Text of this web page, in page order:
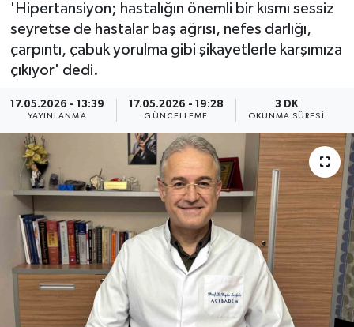
'Hipertansiyon; hastalığın önemli bir kısmı sessiz
seyretse de hastalar baş ağrısı, nefes darlığı,
çarpıntı, çabuk yorulma gibi şikayetlerle karşımıza
çıkıyor' dedi.
17.05.2026 - 13:39
YAYINLANMA
17.05.2026 - 19:28
GÜNCELLEME
3 DK
OKUNMA SÜRESI
Sağlık
Siyaset
Spor
Yaşam